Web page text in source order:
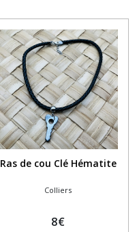
Ras de cou Clé Hématite
Colliers
8€